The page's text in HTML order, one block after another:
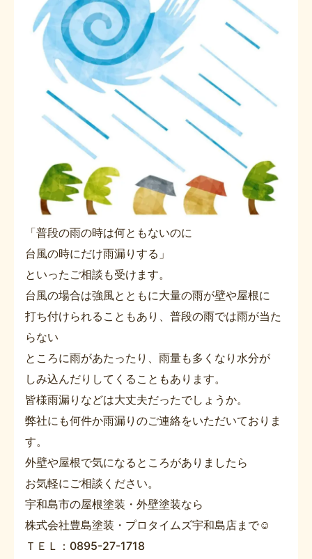
「普段の雨の時は何ともないのに
台風の時にだけ雨漏りする」
といったご相談も受けます。
台風の場合は強風とともに大量の雨が壁や屋根に
打ち付けられることもあり、普段の雨では雨が当た
らない
ところに雨があたったり、雨量も多くなり水分が
しみ込んだりしてくることもあります。
皆様雨漏りなどは大丈夫だったでしょうか。
弊社にも何件か雨漏りのご連絡をいただいておりま
す。
外壁や屋根で気になるところがありましたら
お気軽にご相談ください。
宇和島市の屋根塗装・外壁塗装なら
株式会社豊島塗装・プロタイムズ宇和島店まで☺
ＴＥＬ：0895-27-1718